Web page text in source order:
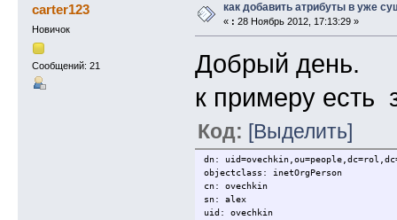
carter123
Новичок
Сообщений: 21
как добавить атрибуты в уже
« : 28 Ноябрь 2012, 17:13:29 »
Добрый день.
к примеру есть
Код: [Выделить]
dn:
objectclass: inetOrgPerson
cn: ovechkin
sn: alex
uid: ovechkin